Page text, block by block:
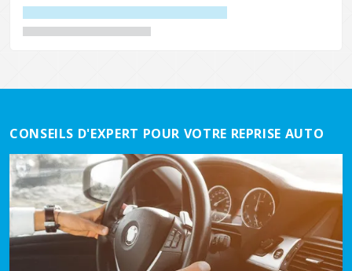
CONSEILS D'EXPERT POUR VOTRE REPRISE AUTO